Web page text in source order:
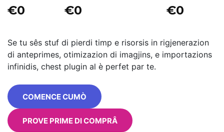
€0 €0 €0
Se tu sês stuf di pierdi timp e risorsis in rigjenerazion
di anteprimes, otimizazion di imagjins, e importazions
infinidis, chest plugin al è perfet par te.
COMENCE CUMÒ
PROVE PRIME DI COMPRÂ